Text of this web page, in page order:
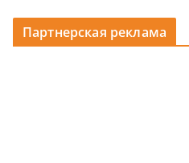
Партнерская реклама